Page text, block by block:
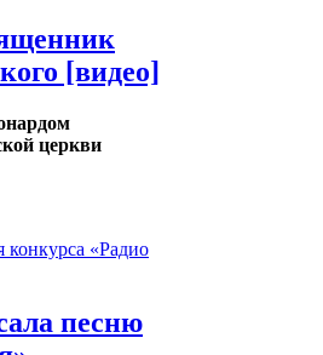
[видео]
церкви
песню